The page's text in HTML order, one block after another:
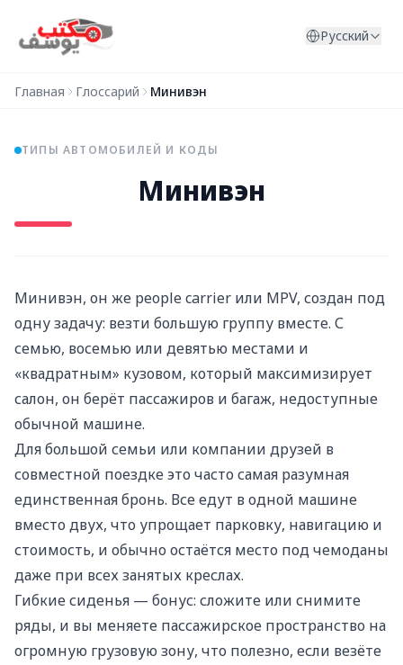
Русский
Главная Глоссарий Минивэн
ТИПЫ АВТОМОБИЛЕЙ И КОДЫ
Минивэн
Минивэн, он же people carrier или MPV, создан под
одну задачу: везти большую группу вместе. С
семью, восемью или девятью местами и
«квадратным» кузовом, который максимизирует
салон, он берёт пассажиров и багаж, недоступные
обычной машине.
Для большой семьи или компании друзей в
совместной поездке это часто самая разумная
единственная бронь. Все едут в одной машине
вместо двух, что упрощает парковку, навигацию и
стоимость, и обычно остаётся место под чемоданы
даже при всех занятых креслах.
Гибкие сиденья — бонус: сложите или снимите
ряды, и вы меняете пассажирское пространство на
огромную грузовую зону, что полезно, если везёте